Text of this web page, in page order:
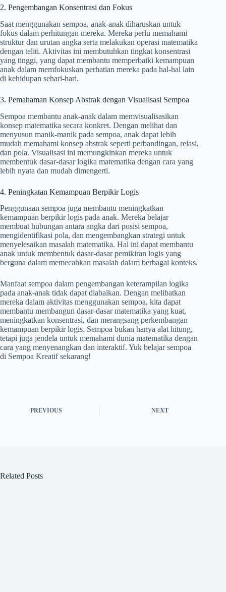
2. Pengembangan Konsentrasi dan Fokus
Saat menggunakan sempoa, anak-anak diharuskan untuk
fokus dalam perhitungan mereka. Mereka perlu memahami
struktur dan urutan angka serta melakukan operasi matematika
dengan teliti. Aktivitas ini membutuhkan tingkat konsentrasi
yang tinggi, yang dapat membantu memperbaiki kemampuan
anak dalam memfokuskan perhatian mereka pada hal-hal lain
di kehidupan sehari-hari.
3. Pemahaman Konsep Abstrak dengan Visualisasi Sempoa
Sempoa membantu anak-anak dalam memvisualisasikan
konsep matematika secara konkret. Dengan melihat dan
menyusun manik-manik pada sempoa, anak dapat lebih
mudah memahami konsep abstrak seperti perbandingan, relasi,
dan pola. Visualisasi ini memungkinkan mereka untuk
membentuk dasar-dasar logika matematika dengan cara yang
lebih nyata dan mudah dimengerti.
4. Peningkatan Kemampuan Berpikir Logis
Penggunaan sempoa juga membantu meningkatkan
kemampuan berpikir logis pada anak. Mereka belajar
membuat hubungan antara angka dari posisi sempoa,
mengidentifikasi pola, dan mengembangkan strategi untuk
menyelesaikan masalah matematika. Hal ini dapat membantu
anak untuk membentuk dasar-dasar pemikiran logis yang
berguna dalam memecahkan masalah dalam berbagai konteks.
Manfaat sempoa dalam pengembangan keterampilan logika
pada anak-anak tidak dapat diabaikan. Dengan melibatkan
mereka dalam aktivitas menggunakan sempoa, kita dapat
membantu membangun dasar-dasar matematika yang kuat,
meningkatkan konsentrasi, dan merangsang perkembangan
kemampuan berpikir logis. Sempoa bukan hanya alat hitung,
tetapi juga jendela untuk memahami dunia matematika dengan
cara yang menyenangkan dan interaktif. Yuk belajar sempoa
di Sempoa Kreatif sekarang!
PREVIOUS NEXT
Related Posts